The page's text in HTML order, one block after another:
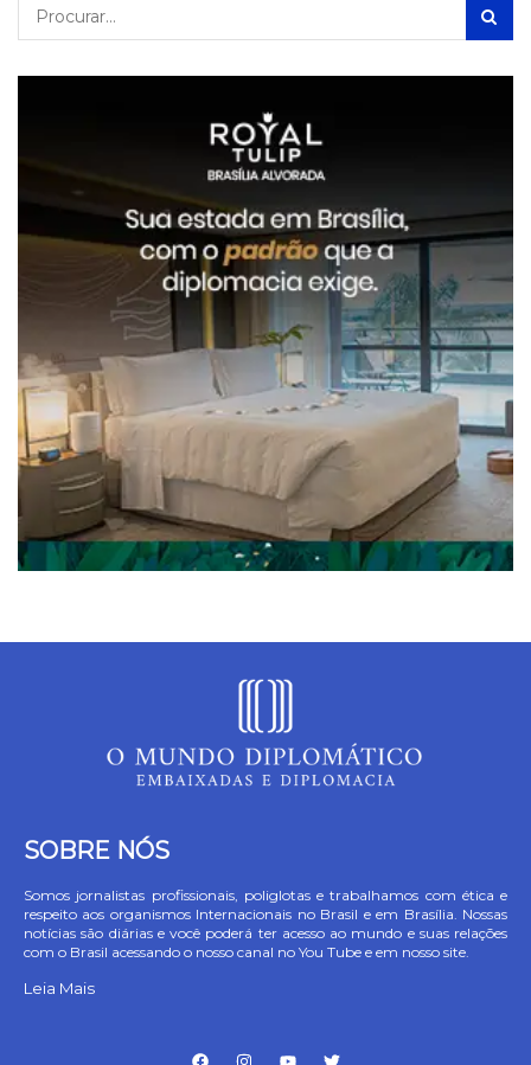
SOBRE NÓS
Somos jornalistas profissionais, poliglotas e trabalhamos com ética e
respeito aos organismos Internacionais no Brasil e em Brasília. Nossas
notícias são diárias e você poderá ter acesso ao mundo e suas relações
com o Brasil acessando o nosso canal no You Tube e em nosso site.
Leia Mais